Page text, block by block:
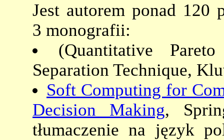
Jest autorem ponad 120
3 monografii:
(Quantitative
Separation Technique,
Soft Computing for
Decision Making,
tłumaczenie na język